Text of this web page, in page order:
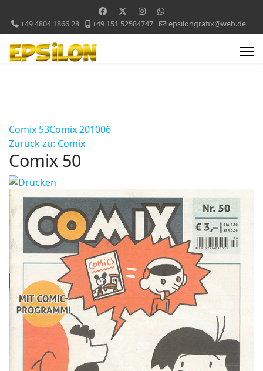
+49 4804 1866 28 +49 151 52584747 epsilongrafix@web.de
Comix 53Comix 201006
Zurück zu: Comix
Comix 50